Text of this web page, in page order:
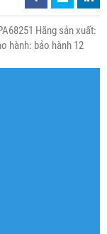
Hãng sản xuất:
hành: bảo hành 12